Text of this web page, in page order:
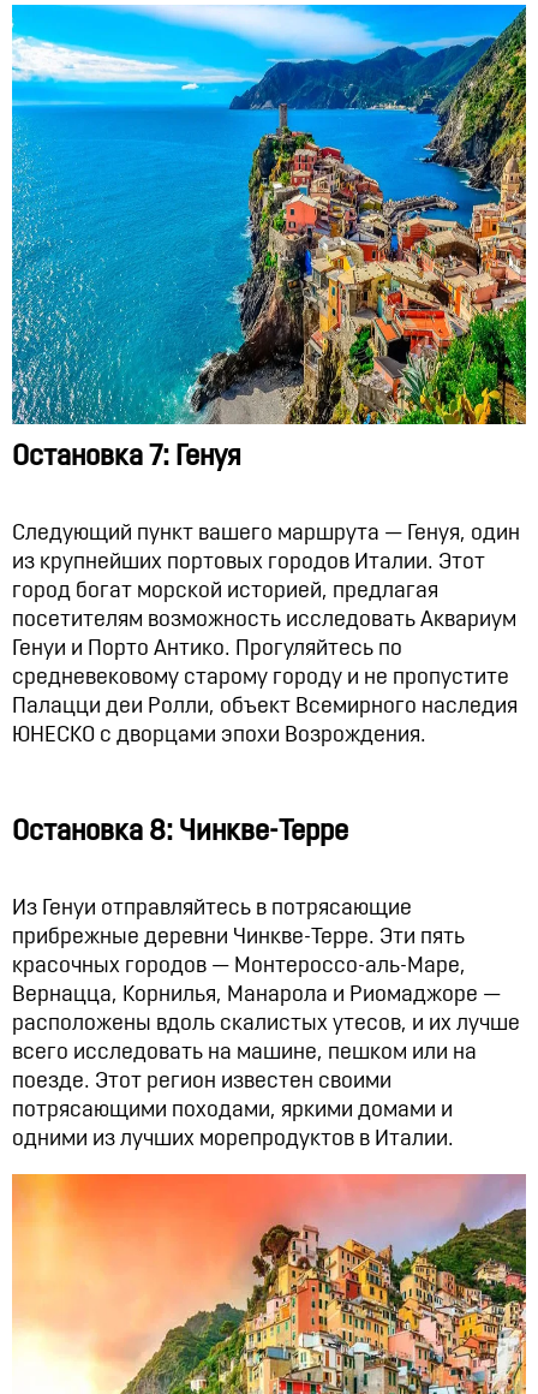
Остановка 7: Генуя
Следующий пункт вашего маршрута — Генуя, один
из крупнейших портовых городов Италии. Этот
город богат морской историей, предлагая
посетителям возможность исследовать Аквариум
Генуи и Порто Антико. Прогуляйтесь по
средневековому старому городу и не пропустите
Палацци деи Ролли, объект Всемирного наследия
ЮНЕСКО с дворцами эпохи Возрождения.
Остановка 8: Чинкве-Терре
Из Генуи отправляйтесь в потрясающие
прибрежные деревни Чинкве-Терре. Эти пять
красочных городов — Монтероссо-аль-Маре,
Вернацца, Корнилья, Манарола и Риомаджоре —
расположены вдоль скалистых утесов, и их лучше
всего исследовать на машине, пешком или на
поезде. Этот регион известен своими
потрясающими походами, яркими домами и
одними из лучших морепродуктов в Италии.